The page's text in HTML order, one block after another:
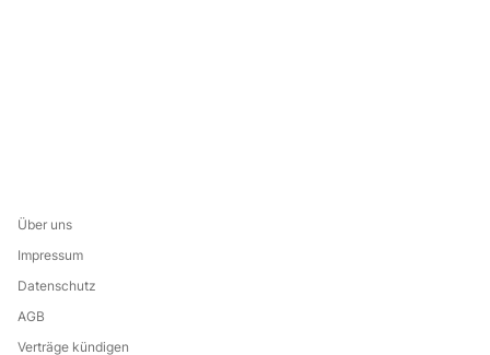
Über uns
Impressum
Datenschutz
AGB
Verträge kündigen